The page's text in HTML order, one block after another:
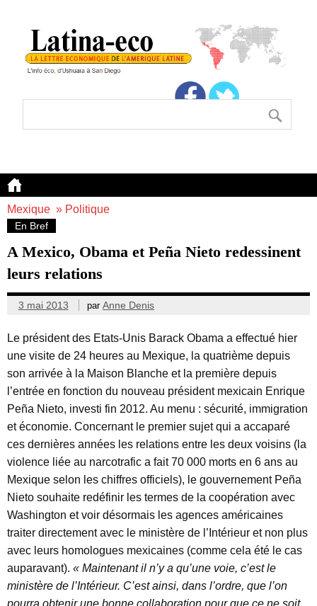
Mexique » Politique
En Bref
A Mexico, Obama et Peña Nieto redessinent
leurs relations
3 mai 2013 parAnne Denis
Le président des Etats-Unis Barack Obama a effectué hier
une visite de 24 heures au Mexique, la quatrième depuis
son arrivée à la Maison Blanche et la première depuis
l’entrée en fonction du nouveau président mexicain Enrique
Peña Nieto, investi fin 2012. Au menu : sécurité, immigration
et économie. Concernant le premier sujet qui a accaparé
ces dernières années les relations entre les deux voisins (la
violence liée au narcotrafic a fait 70 000 morts en 6 ans au
Mexique selon les chiffres officiels), le gouvernement Peña
Nieto souhaite redéfinir les termes de la coopération avec
Washington et voir désormais les agences américaines
traiter directement avec le ministère de l’Intérieur et non plus
avec leurs homologues mexicaines (comme cela été le cas
auparavant). « Maintenant il n’y a qu’une voie, c’est le
ministère de l’Intérieur. C’est ainsi, dans l’ordre, que l’on